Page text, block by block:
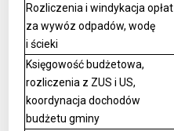
Rozliczenia i windykacja opłat
za wywóz odpadów, wodę
i ścieki
Księgowość budżetowa,
rozliczenia z ZUS i US,
koordynacja dochodów
budżetu gminy